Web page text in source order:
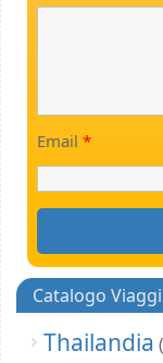
Email *
Catalogo
Thailandia